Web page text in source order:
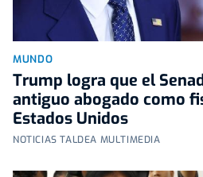
MUNDO
Trump logra que el
antiguo abogado como
Estados Unidos
NOTICIAS TALDEA MULTIMEDIA